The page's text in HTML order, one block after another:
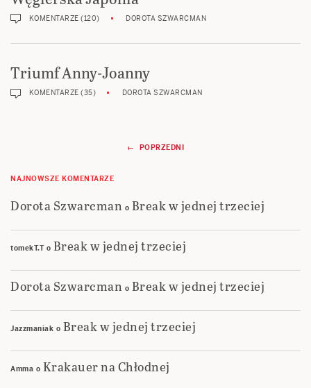
KOMENTARZE (120) DOROTA SZWARCMAN
Triumf Anny-Joanny
KOMENTARZE (35) DOROTA SZWARCMAN
wpisów
← POPRZEDNI
NAJNOWSZE KOMENTARZE
Dorota Szwarcman o Break w jednej trzeciej
tomekT.To Break w jednej trzeciej
Dorota Szwarcman o Break w jednej trzeciej
Jazzmaniak o Break w jednej trzeciej
Amma o Krakauer na Chłodnej